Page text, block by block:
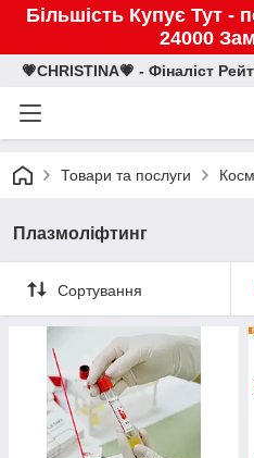
Більшість Купує Тут -
24000
💗CHRISTINA💗 - Фіналіст
Товари та послуги
Плазмоліфтинг
Сортування